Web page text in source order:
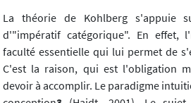
La théorie de Kohlberg s'appuie
d'"impératif catégorique". En effet,
faculté essentielle qui lui permet de
C'est la raison, qui est l'obligation
devoir à accomplir. Le paradigme